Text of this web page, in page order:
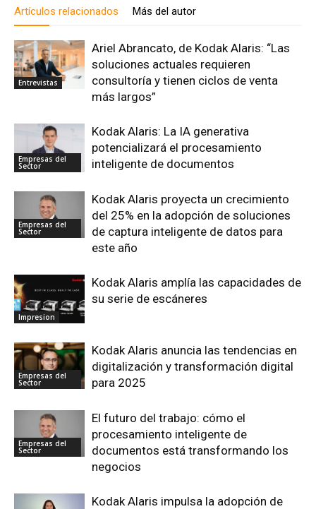
Artículos relacionados Más del autor
Entrevistas
Ariel Abrancato, de Kodak Alaris: “Las
soluciones actuales requieren
consultoría y tienen ciclos de venta
más largos”
Empresas del
Sector
Kodak Alaris: La IA generativa
potencializará el procesamiento
inteligente de documentos
Empresas del
Sector
Kodak Alaris proyecta un crecimiento
del 25% en la adopción de soluciones
de captura inteligente de datos para
este año
Impresion
Kodak Alaris amplía las capacidades de
su serie de escáneres
Empresas del
Sector
Kodak Alaris anuncia las tendencias en
digitalización y transformación digital
para 2025
Empresas del
Sector
El futuro del trabajo: cómo el
procesamiento inteligente de
documentos está transformando los
negocios
Kodak Alaris impulsa la adopción de